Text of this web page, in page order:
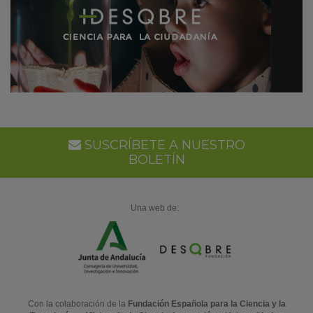
SUSCRÍBETE A NUESTRO
BOLETÍN
Una web de:
Con la colaboración de la Fundación Española para la Ciencia y la